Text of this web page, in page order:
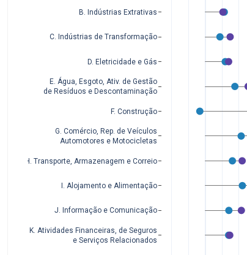
K. Atividades Financeiras, de Seguros
e Serviços Relacionados
J. Informação e Comunicação
I. Alojamento e Alimentação
H. Transporte, Armazenagem e Correio
G. Comércio, Rep. de Veículos
Automotores e Motocicletas
F. Construção
E. Água, Esgoto, Ativ. de Gestão
de Resíduos e Descontaminação
D. Eletricidade e Gás
C. Indústrias de Transformação
B. Indústrias Extrativas